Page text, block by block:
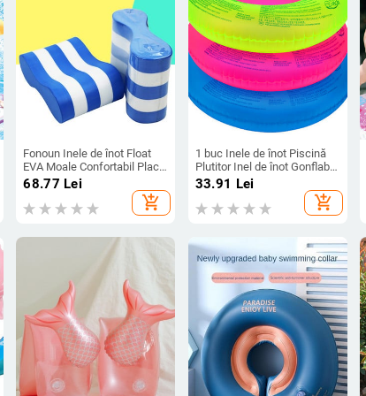
Fonoun Inele de înot Float
EVA Moale Confortabil Placă
de prindere pentru picioare
68.77 Lei
add_shopping_cart
1 buc Inele de înot Piscină
Plutitor Inel de înot Gonflabil
Tub pentru copii Copii Adulti
Inel de viață fluorescent
Geamanduri-Culoare
33.91 Lei
add_shopping_cart